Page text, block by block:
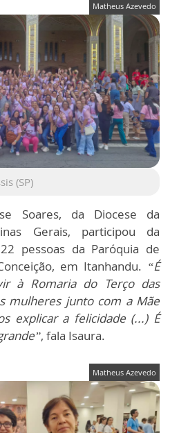
Matheus Azevedo
(SP)
Soares, da Diocese da
Gerais, participou da
pessoas da Paróquia de
em Itanhandu. “É
à Romaria do Terço das
mulheres junto com a Mãe
explicar a felicidade (...) É
, fala Isaura.
Matheus Azevedo